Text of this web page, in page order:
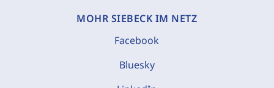
MOHR SIEBECK IM NETZ
Facebook
Bluesky